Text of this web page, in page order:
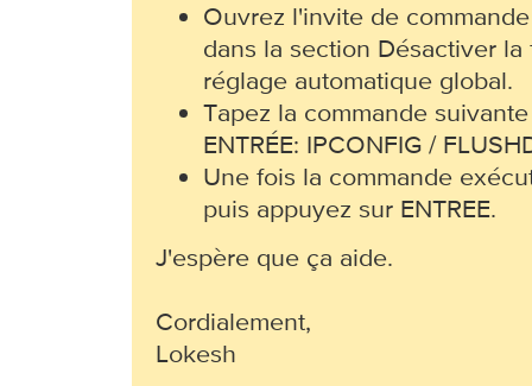
Ouvrez l'invite de
dans la section Désactiver
réglage automatique global.
Tapez la commande
ENTRÉE: IPCONFIG /
Une fois la commande
puis appuyez sur ENTREE.
J'espère que ça aide.
Cordialement,
Lokesh